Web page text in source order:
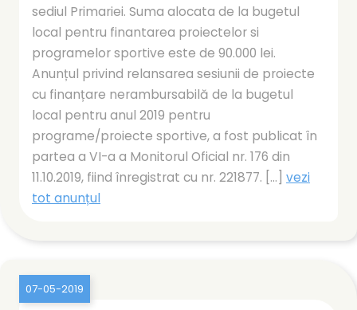
sediul Primariei. Suma alocata de la bugetul
local pentru finantarea proiectelor si
programelor sportive este de 90.000 lei.
Anunțul privind relansarea sesiunii de proiecte
cu finanțare nerambursabilă de la bugetul
local pentru anul 2019 pentru
programe/proiecte sportive, a fost publicat în
partea a VI-a a Monitorul Oficial nr. 176 din
11.10.2019, fiind înregistrat cu nr. 221877. [...] vezi
tot anunțul
07-05-2019